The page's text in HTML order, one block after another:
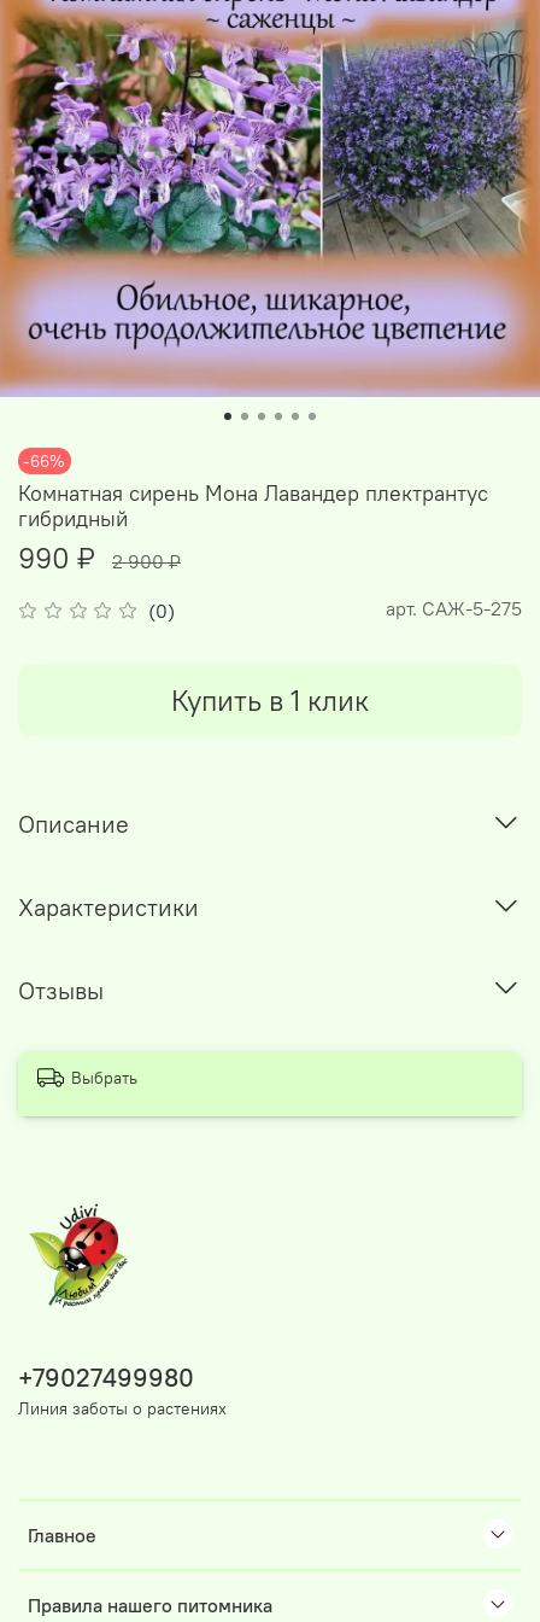
-66%
(0) арт. САЖ-5-275
Комнатная сирень Мона Лавандер плектрантус
гибридный
990 ₽ 2 900 ₽
Купить в 1 клик
Описание
Характеристики
Отзывы
Выбрать
Главное
Правила нашего питомника
+79027499980
Линия заботы о растениях